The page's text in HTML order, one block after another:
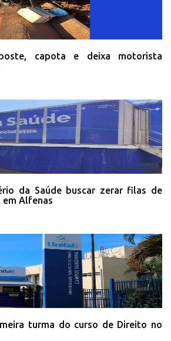
capota e deixa motorista
da Saúde buscar zerar filas de
em Alfenas
turma do curso de Direito no